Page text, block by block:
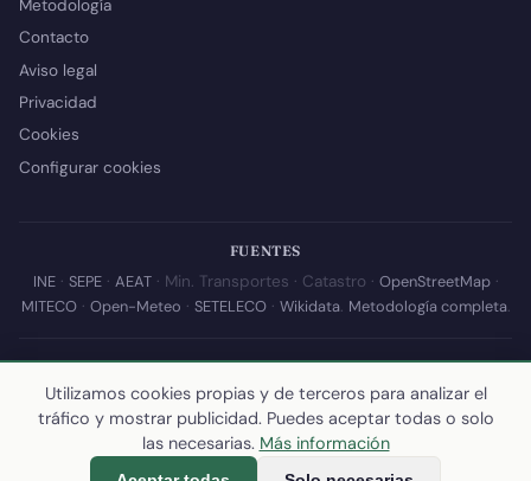
Metodología
Contacto
Aviso legal
Privacidad
Cookies
Configurar cookies
FUENTES
INE· SEPE· AEAT· Min. Transportes · Catastro · OpenStreetMap·
MITECO· Open-Meteo · SETELECO· Wikidata. Metodología completa.
© 2026 Callejear.com — Directorio municipal de España con datos
abiertos. Desarrollado y mantenido porYoel Castaño.
Última actualización de esta página:10 de julio de 2026
calculamos los datos
Utilizamos cookies propias y de terceros para analizar el
tráfico y mostrar publicidad. Puedes aceptar todas o solo
las necesarias. Más información